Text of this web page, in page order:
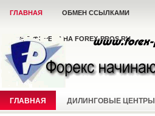
ГЛАВНАЯ ОБМЕН ССЫЛКАМИ
ВСЁ О ФОРЕКС НА FOREX-PROS.RU
ГЛАВНАЯ ДИЛИНГОВЫЕ ЦЕНТРЫ